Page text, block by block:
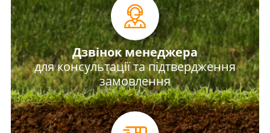
Дзвінок менеджера
для консультації та підтвердження
замовлення